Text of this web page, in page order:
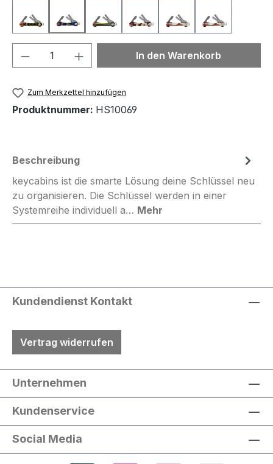
HS10068HS10069HS10070HS10071HS10072HS10073
Produkt Anzahl: Gib denIn den Warenkorb
Zum Merkzettel hinzufügen
Produktnummer: HS10069
Beschreibung
keycabins ist die smarte Lösung deine Schlüssel neu
zu organisieren. Die Schlüssel werden in einer
Systemreihe individuell a… Mehr
Kundendienst Kontakt
Vertrag widerrufen
Unternehmen
Kundenservice
Social Media